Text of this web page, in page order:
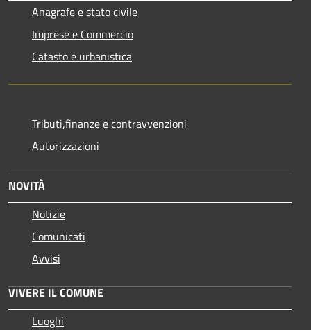
Anagrafe e stato civile
Imprese e Commercio
Catasto e urbanistica
Tributi,finanze e contravvenzioni
Autorizzazioni
NOVITÀ
Notizie
Comunicati
Avvisi
VIVERE IL COMUNE
Luoghi